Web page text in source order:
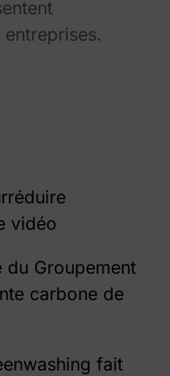
vidéo
du Groupement
carbone de
fait